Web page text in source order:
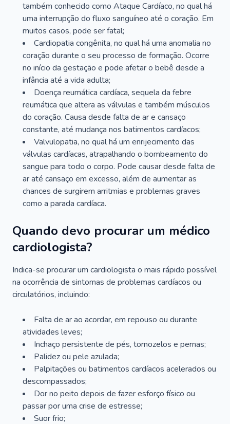
também conhecido como Ataque Cardíaco, no qual há
uma interrupção do fluxo sanguíneo até o coração. Em
muitos casos, pode ser fatal;
Cardiopatia congênita, no qual há uma anomalia no
coração durante o seu processo de formação. Ocorre
no início da gestação e pode afetar o bebê desde a
infância até a vida adulta;
Doença reumática cardíaca, sequela da febre
reumática que altera as válvulas e também músculos
do coração. Causa desde falta de ar e cansaço
constante, até mudança nos batimentos cardíacos;
Valvulopatia, no qual há um enrijecimento das
válvulas cardíacas, atrapalhando o bombeamento do
sangue para todo o corpo. Pode causar desde falta de
ar até cansaço em excesso, além de aumentar as
chances de surgirem arritmias e problemas graves
como a parada cardíaca.
Quando devo procurar um médico
cardiologista?
Indica-se procurar um cardiologista o mais rápido possível
na ocorrência de sintomas de problemas cardíacos ou
circulatórios, incluindo:
Falta de ar ao acordar, em repouso ou durante
atividades leves;
Inchaço persistente de pés, tornozelos e pernas;
Palidez ou pele azulada;
Palpitações ou batimentos cardíacos acelerados ou
descompassados;
Dor no peito depois de fazer esforço físico ou
passar por uma crise de estresse;
Suor frio;